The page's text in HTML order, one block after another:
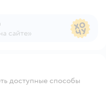
сайте»
доступные способы